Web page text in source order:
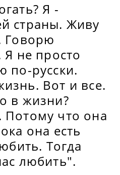
Я -
страны. Живу
Говорю
Я не просто
по-русски.
Вот и все.
в жизни?
что она
она есть
Тогда
любить".